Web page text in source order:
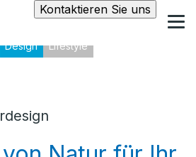
Kontaktieren Sie uns
Design Lifestyle